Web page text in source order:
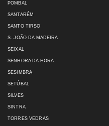
POMBAL
SANTARÉM
SANTO TIRSO
S. JOÃO DA MADEIRA
SEIXAL
SENHORA DA HORA
SESIMBRA
SETÚBAL
SILVES
SINTRA
TORRES VEDRAS